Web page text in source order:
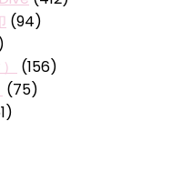
(94)
(156)
(75)